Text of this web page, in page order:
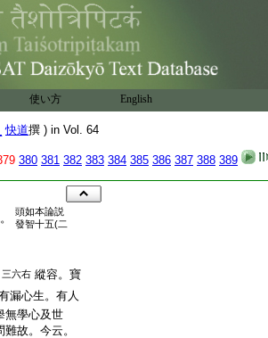
使い方 English
快道撰 ) in Vol. 64
380 381 382 383 384 385 386 387 388 389
頭如本論説
發智十五(二
三六右 縱容。寶
漏心生。有人
無學心及世
故。今云。